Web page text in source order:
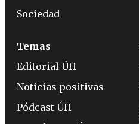
Sociedad
Temas
Editorial ÚH
Noticias positivas
Pódcast ÚH